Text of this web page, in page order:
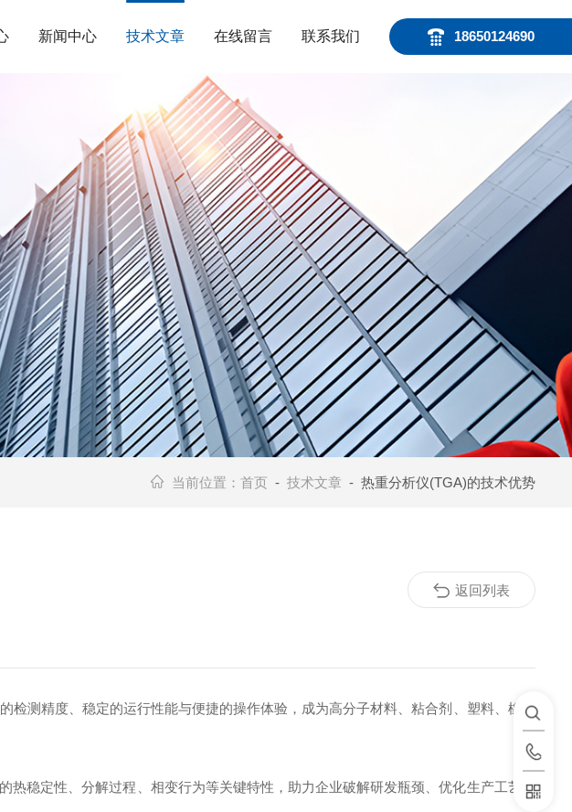
18650124690
新闻中心 技术文章 在线留言 联系我们
当前位置： 首页 - 技术文章 - 热重分析仪(TGA)的技术优势
测精度、稳定的运行性能与便捷的操作体验，成为高分子材料、粘合剂、塑料、橡胶
稳定性、分解过程、相变行为等关键特性，助力企业破解研发瓶颈、优化生产工艺、
返回列表